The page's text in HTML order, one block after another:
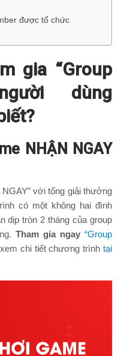
được tổ chức
gia “Group
dùng
NHẬN NGAY
với tổng giải thưởng
có một không hai đình
dịp tròn 2 tháng của group
Tham gia ngay “Group
chi tiết chương trìnhtại